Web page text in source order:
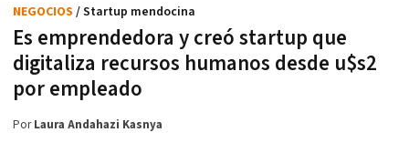
Es emprendedora y creó startup que
digitaliza recursos humanos desde u$s2
por empleado
NEGOCIOS / Startup mendocina
PorLaura Andahazi Kasnya